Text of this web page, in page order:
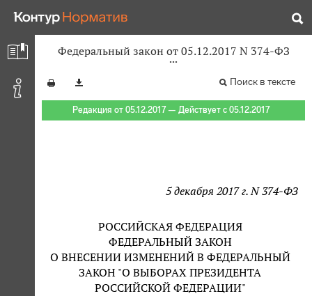
Федеральный закон от 05.12.2017 N 374-ФЗ
Поиск в тексте
Редакция от 05.12.2017 — Действует с 05.12.2017
5 декабря 2017 г. N 374-ФЗ
РОССИЙСКАЯ ФЕДЕРАЦИЯ
ФЕДЕРАЛЬНЫЙ ЗАКОН
О ВНЕСЕНИИ ИЗМЕНЕНИЙ В ФЕДЕРАЛЬНЫЙ
ЗАКОН "О ВЫБОРАХ ПРЕЗИДЕНТА
РОССИЙСКОЙ ФЕДЕРАЦИИ"